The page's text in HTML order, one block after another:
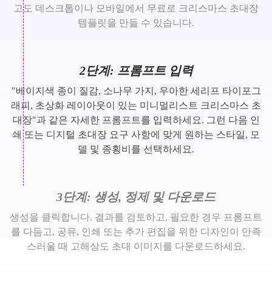
고도 데스크톱이나 모바일에서 무료로 크리스마스 초대장
템플릿을 만들 수 있습니다.
2단계: 프롬프트 입력
"베이지색 종이 질감, 소나무 가지, 우아한 세리프 타이포그
래피, 초상화 레이아웃이 있는 미니멀리스트 크리스마스 초
대장"과 같은 자세한 프롬프트를 입력하세요. 그런 다음 인
쇄 또는 디지털 초대장 요구 사항에 맞게 원하는 스타일, 모
델 및 종횡비를 선택하세요.
3단계: 생성, 정제 및 다운로드
생성을 클릭합니다. 결과를 검토하고, 필요한 경우 프롬프트
를 다듬고, 공유, 인쇄 또는 추가 편집을 위한 디자인이 만족
스러울 때 고해상도 초대 이미지를 다운로드하세요.